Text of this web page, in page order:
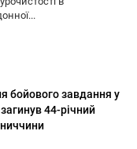
бойового завдання у
44-річний